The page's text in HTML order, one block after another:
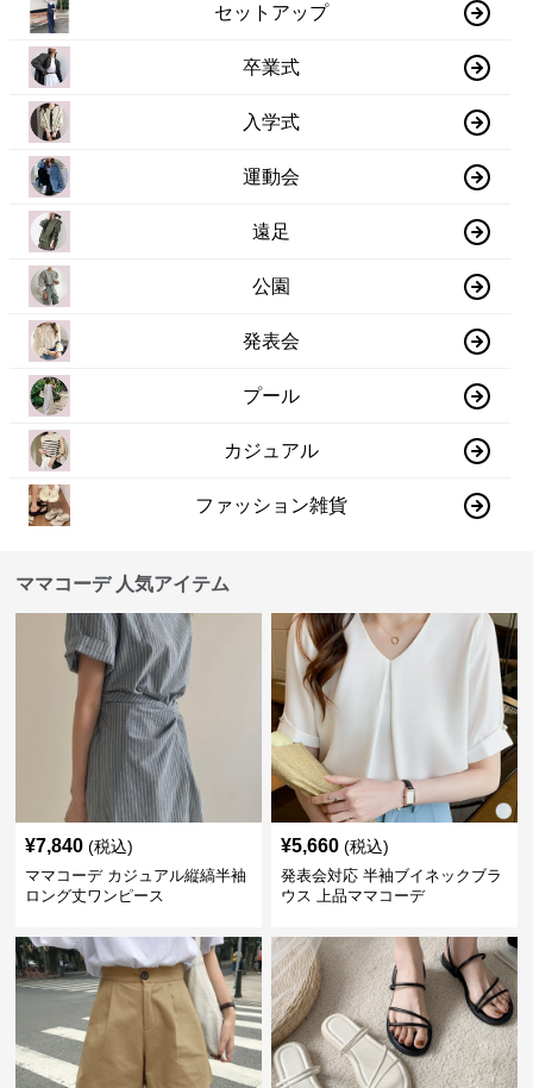
セットアップ
卒業式
入学式
運動会
遠足
公園
発表会
プール
カジュアル
ファッション雑貨
ママコーデ 人気アイテム
¥7,840 (税込)
ママコーデ カジュアル縦縞半袖
ロング丈ワンピース
¥5,660 (税込)
発表会対応 半袖ブイネックブラ
ウス 上品ママコーデ